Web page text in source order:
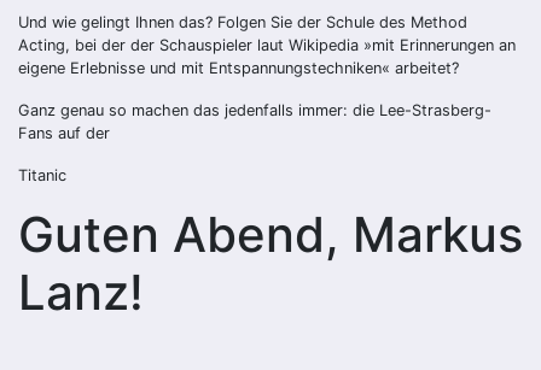
Und wie gelingt Ihnen das? Folgen Sie der Schule des Method
Acting, bei der der Schauspieler laut Wikipedia »mit Erinnerungen an
eigene Erlebnisse und mit Entspannungstechniken« arbeitet?
Ganz genau so machen das jedenfalls immer: die Lee-Strasberg-
Fans auf der
Titanic
Guten Abend, Markus
Lanz!